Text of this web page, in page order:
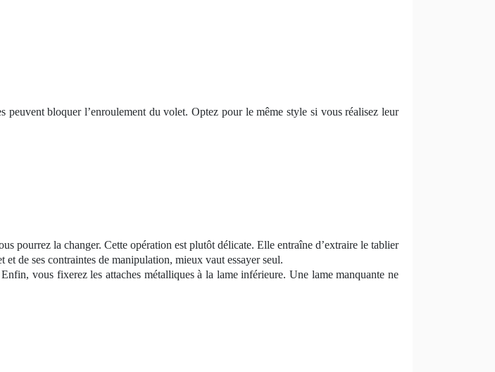
bloquer l’enroulement du volet. Optez pour le même style si vous réalisez leur
pourrez la changer. Cette opération est plutôt délicate. Elle entraîne d’extraire le tablier
de ses contraintes de manipulation, mieux vaut essayer seul.
vous fixerez les attaches métalliques à la lame inférieure. Une lame manquante ne